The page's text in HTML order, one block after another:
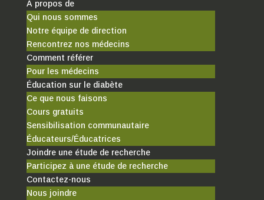
À propos de
Qui nous sommes
Notre équipe de direction
Rencontrez nos médecins
Comment référer
Pour les médecins
Éducation sur le diabète
Ce que nous faisons
Cours gratuits
Sensibilisation communautaire
Éducateurs/Éducatrices
Joindre une étude de recherche
Participez à une étude de recherche
Contactez-nous
Nous joindre